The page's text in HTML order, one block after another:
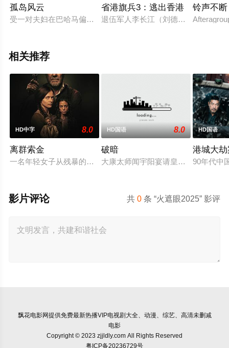
孤岛风云
受一对夫妇在巴哈马偏远岛屿度假的真实事件的启发，讲述了在
省港旗兵3：逃出香港
退伍军人李长江（刘德华饰）被两名
铃声不断
相关推荐
HD中字 8.0
离群索金
一名年轻女子从残暴的亡命团伙手中劫走了一批黄金，一路逃
HD国语 8.0
破暗
大康太师闻宇阳宴请皇上义子神策府
HD国语
港城大
90年代中
共0 条 “火遮眼2025” 影评
影片评论
飘花电影网提供免费最新热播VIP电视剧大全、动漫、综艺、高清未删减
电影
Copyright © 2023 zjjldly.com All Rights Reserved
粤ICP备20236729号